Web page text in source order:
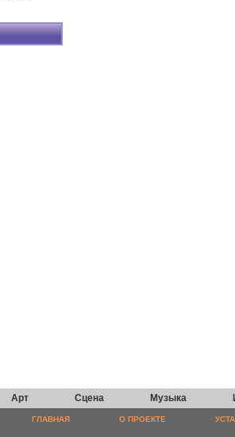
Арт Сцена Музыка
ГЛАВНАЯ О ПРОЕКТЕ